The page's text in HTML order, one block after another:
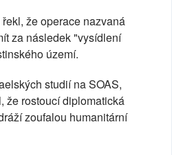
že operace nazvaná
za následek "vysídlení
území.
studií na SOAS,
že rostoucí diplomatická
zoufalou humanitární